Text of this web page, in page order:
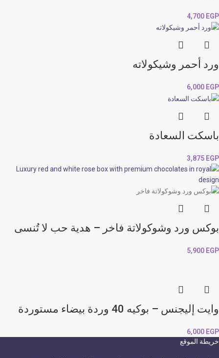
4,700 EGP
ورد أحمر وشيكولاته
6,000 EGP
باسكت السعادة
3,875 EGP
بوكس ورد وشوكولاتة فاخر – هدية حب لا تُنسى
5,900 EGP
وايت إليجنس – بوكيه 40 وردة بيضاء مستوردة
6,000 EGP
خريطة الموقع